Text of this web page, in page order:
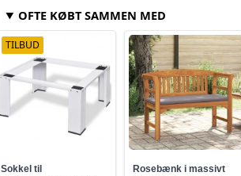
Sort - 104
Grå - m04/304
Sort - f06
OFTE KØBT SAMMEN MED
TILBUD
Sokkel til
Rosebænk i massivt